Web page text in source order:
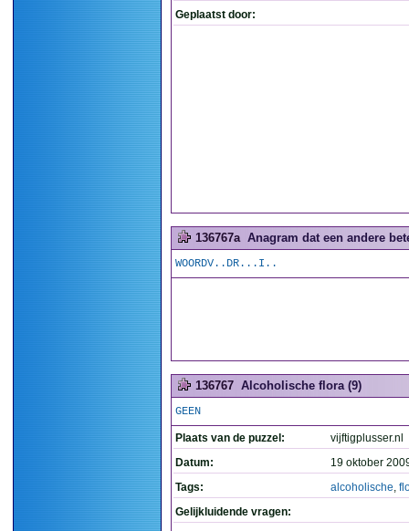
Geplaatst door:
136767a Anagram dat een andere
WOORDV..DR...I..
136767 Alcoholische flora (9)
GEEN
Plaats van de puzzel:
vijftigplusser.nl
Datum:
19 oktober
Tags:
alcoholische,
Gelijkluidende vragen: